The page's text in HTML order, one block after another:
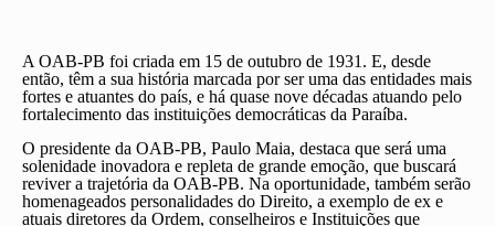
A OAB-PB foi criada em 15 de outubro de 1931. E, desde
então, têm a sua história marcada por ser uma das entidades mais
fortes e atuantes do país, e há quase nove décadas atuando pelo
fortalecimento das instituições democráticas da Paraíba.
O presidente da OAB-PB, Paulo Maia, destaca que será uma
solenidade inovadora e repleta de grande emoção, que buscará
reviver a trajetória da OAB-PB. Na oportunidade, também serão
homenageados personalidades do Direito, a exemplo de ex e
atuais diretores da Ordem, conselheiros e Instituições que